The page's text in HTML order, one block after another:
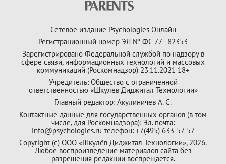
Сетевое издание Psychologies Онлайн
Регистрационный номер ЭЛ № ФС 77 - 82353
Зарегистрировано Федеральной службой по надзору в
сфере связи, информационных технологий и массовых
коммуникаций (Роскомнадзор) 23.11.2021 18+
Учредитель: Общество с ограниченной
ответственностью «Шкулёв Диджитал Технологии»
Главный редактор: Акулиничев А. С.
Контактные данные для государственных органов (в том
числе, для Роскомнадзора): Эл. почта:
info@psychologies.ru телефон: +7(495) 633-57-57
Copyright (с) ООО «Шкулёв Диджитал Технологии», 2026.
Любое воспроизведение материалов сайта без
разрешения редакции воспрещается.